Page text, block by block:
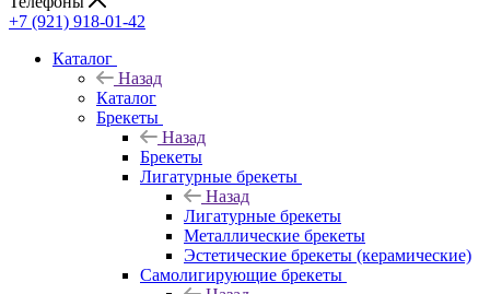
+7 (921) 918-01-42
Каталог
Назад
Каталог
Брекеты
Назад
Брекеты
Лигатурные брекеты
Назад
Лигатурные брекеты
Металлические брекеты
Эстетические брекеты (керамические)
Самолигирующие брекеты